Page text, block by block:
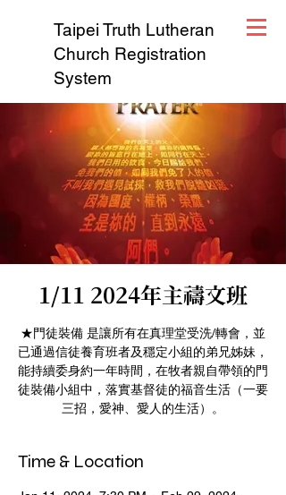
Taipei Truth Lutheran
Church Registration
System
1/11 2024年主禱文班
★門徒裝備 是讓所有在真理堂受洗/轉會，並
已通過信徒養育班者及穩定小組的弟兄姊妹，
能持續委身約一年時間，在牧者親自帶領的門
徒裝備小組中，落實基督徒的福音生活（一要
三招，愛神、愛人的生活）。
Time & Location